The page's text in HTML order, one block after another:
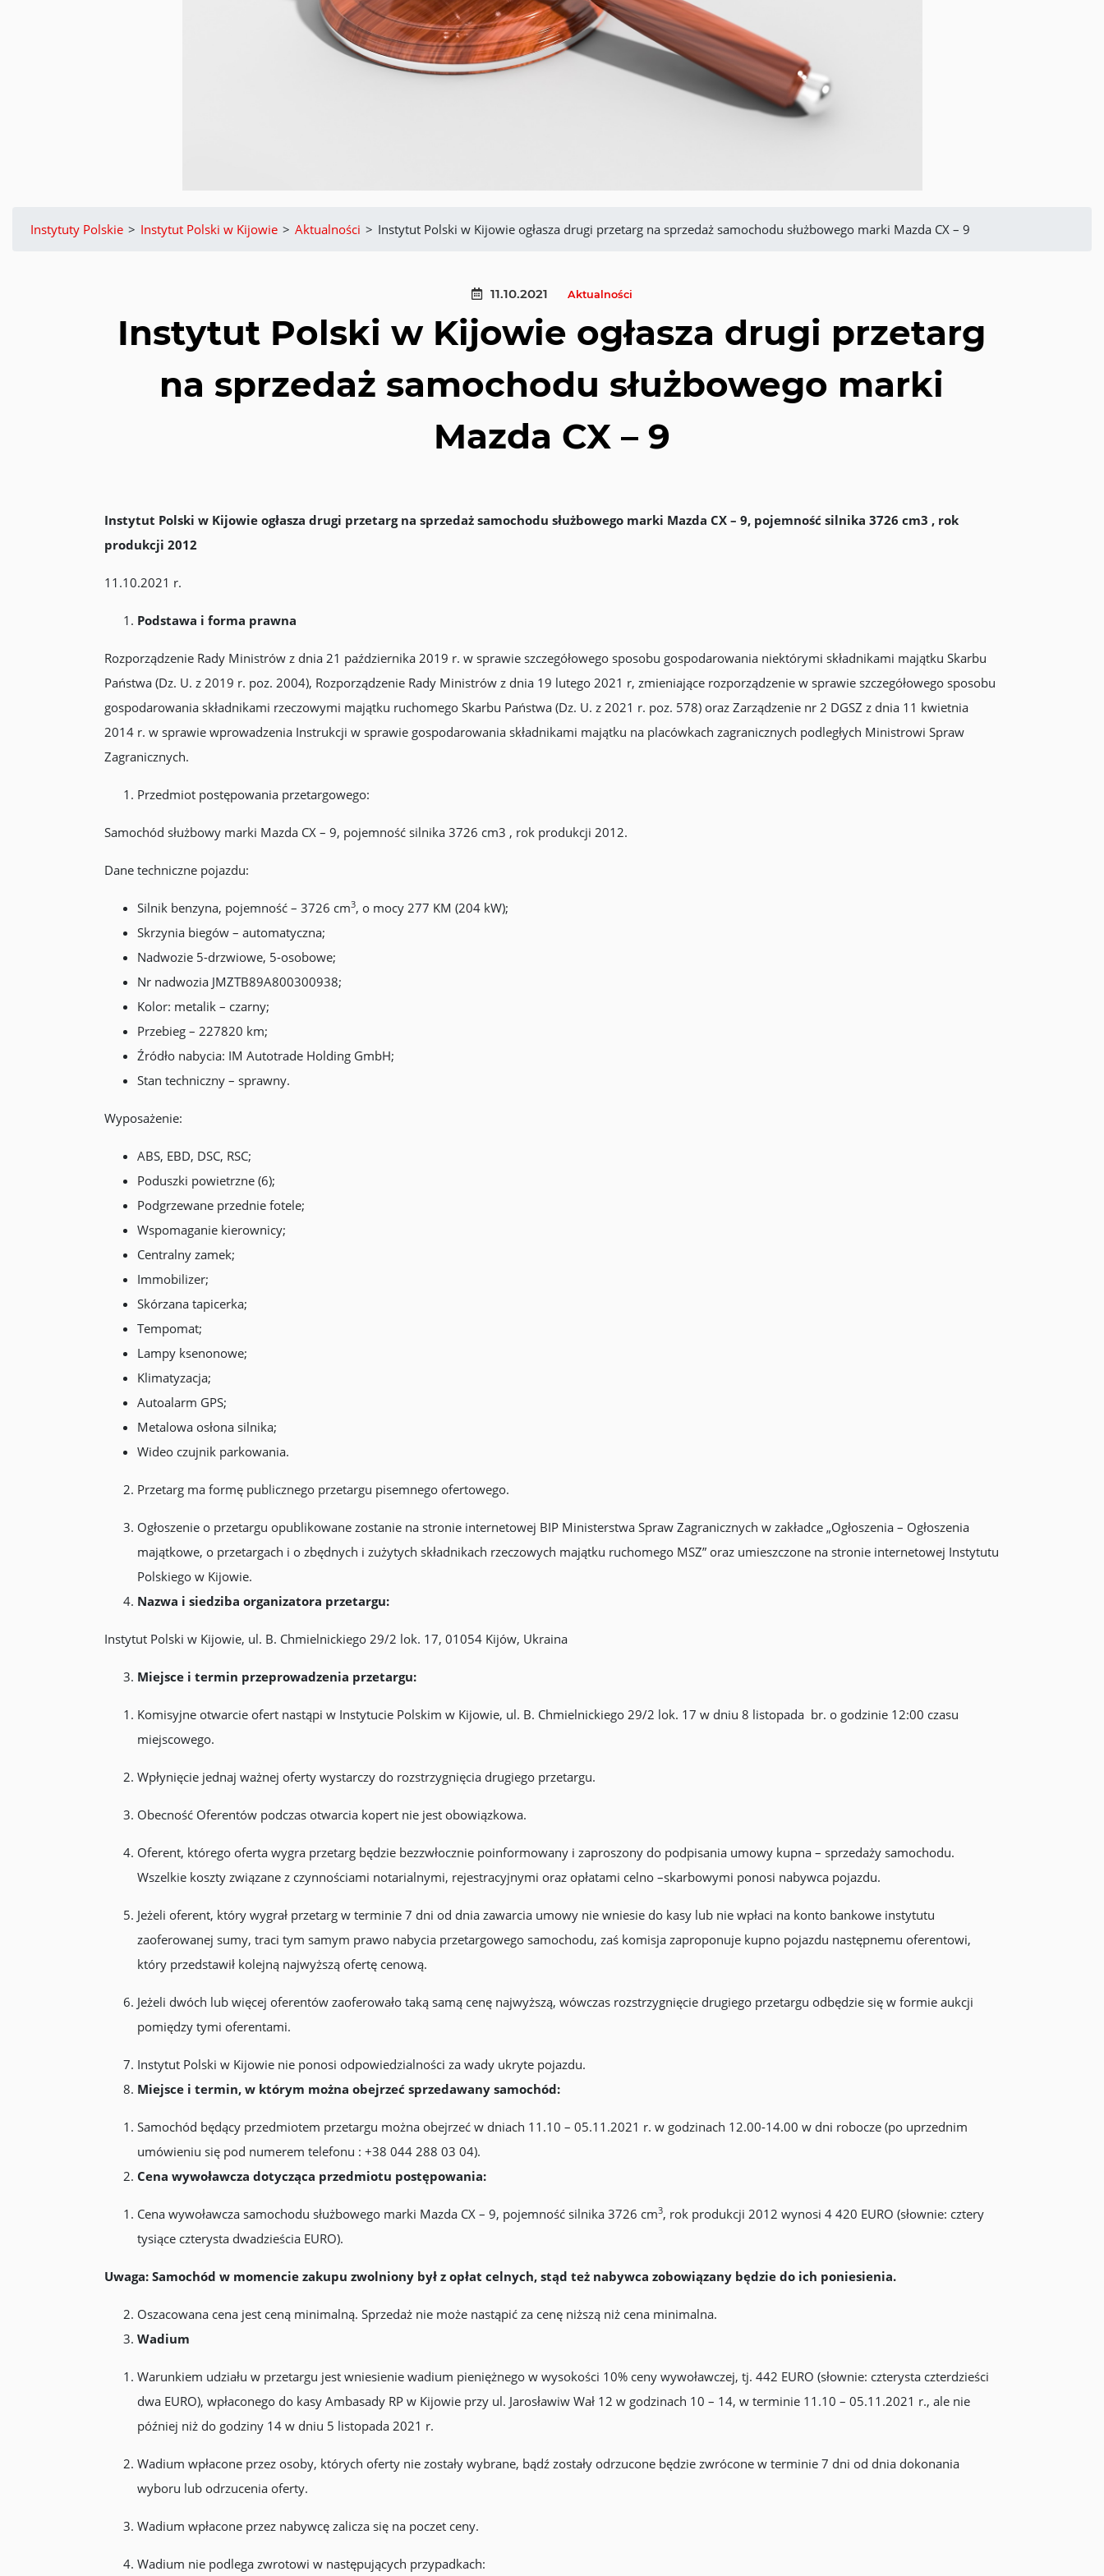
Instytuty Polskie > Instytut Polski w Kijowie > Aktualności > Instytut Polski w Kijowie ogłasza drugi przetarg na sprzedaż samochodu służbowego marki Mazda CX – 9
11.10.2021 Aktualności
Instytut Polski w Kijowie ogłasza drugi przetarg
na sprzedaż samochodu służbowego marki
Mazda CX – 9
Instytut Polski w Kijowie ogłasza drugi przetarg na sprzedaż samochodu służbowego marki Mazda CX – 9, pojemność silnika 3726 cm3 , rok
produkcji 2012
11.10.2021 r.
Podstawa i forma prawna
Rozporządzenie Rady Ministrów z dnia 21 października 2019 r. w sprawie szczegółowego sposobu gospodarowania niektórymi składnikami majątku Skarbu
Państwa (Dz. U. z 2019 r. poz. 2004), Rozporządzenie Rady Ministrów z dnia 19 lutego 2021 r, zmieniające rozporządzenie w sprawie szczegółowego sposobu
gospodarowania składnikami rzeczowymi majątku ruchomego Skarbu Państwa (Dz. U. z 2021 r. poz. 578) oraz Zarządzenie nr 2 DGSZ z dnia 11 kwietnia
2014 r. w sprawie wprowadzenia Instrukcji w sprawie gospodarowania składnikami majątku na placówkach zagranicznych podległych Ministrowi Spraw
Zagranicznych.
Przedmiot postępowania przetargowego:
Samochód służbowy marki Mazda CX – 9, pojemność silnika 3726 cm3 , rok produkcji 2012.
Dane techniczne pojazdu:
Silnik benzyna, pojemność – 3726 cm3, o mocy 277 KM (204 kW);
Skrzynia biegów – automatyczna;
Nadwozie 5-drzwiowe, 5-osobowe;
Nr nadwozia JMZTB89A800300938;
Kolor: metalik – czarny;
Przebieg – 227820 km;
Źródło nabycia: IM Autotrade Holding GmbH;
Stan techniczny – sprawny.
Wyposażenie:
ABS, EBD, DSC, RSC;
Poduszki powietrzne (6);
Podgrzewane przednie fotele;
Wspomaganie kierownicy;
Centralny zamek;
Immobilizer;
Skórzana tapicerka;
Tempomat;
Lampy ksenonowe;
Klimatyzacja;
Autoalarm GPS;
Metalowa osłona silnika;
Wideo czujnik parkowania.
Przetarg ma formę publicznego przetargu pisemnego ofertowego.
Ogłoszenie o przetargu opublikowane zostanie na stronie internetowej BIP Ministerstwa Spraw Zagranicznych w zakładce „Ogłoszenia – Ogłoszenia
majątkowe, o przetargach i o zbędnych i zużytych składnikach rzeczowych majątku ruchomego MSZ” oraz umieszczone na stronie internetowej Instytutu
Polskiego w Kijowie.
Nazwa i siedziba organizatora przetargu:
Instytut Polski w Kijowie, ul. B. Chmielnickiego 29/2 lok. 17, 01054 Kijów, Ukraina
Miejsce i termin przeprowadzenia przetargu:
Komisyjne otwarcie ofert nastąpi w Instytucie Polskim w Kijowie, ul. B. Chmielnickiego 29/2 lok. 17 w dniu 8 listopada br. o godzinie 12:00 czasu
miejscowego.
Wpłynięcie jednaj ważnej oferty wystarczy do rozstrzygnięcia drugiego przetargu.
Obecność Oferentów podczas otwarcia kopert nie jest obowiązkowa.
Oferent, którego oferta wygra przetarg będzie bezzwłocznie poinformowany i zaproszony do podpisania umowy kupna – sprzedaży samochodu.
Wszelkie koszty związane z czynnościami notarialnymi, rejestracyjnymi oraz opłatami celno –skarbowymi ponosi nabywca pojazdu.
Jeżeli oferent, który wygrał przetarg w terminie 7 dni od dnia zawarcia umowy nie wniesie do kasy lub nie wpłaci na konto bankowe instytutu
zaoferowanej sumy, traci tym samym prawo nabycia przetargowego samochodu, zaś komisja zaproponuje kupno pojazdu następnemu oferentowi,
który przedstawił kolejną najwyższą ofertę cenową.
Jeżeli dwóch lub więcej oferentów zaoferowało taką samą cenę najwyższą, wówczas rozstrzygnięcie drugiego przetargu odbędzie się w formie aukcji
pomiędzy tymi oferentami.
Instytut Polski w Kijowie nie ponosi odpowiedzialności za wady ukryte pojazdu.
Miejsce i termin, w którym można obejrzeć sprzedawany samochód:
Samochód będący przedmiotem przetargu można obejrzeć w dniach 11.10 – 05.11.2021 r. w godzinach 12.00-14.00 w dni robocze (po uprzednim
umówieniu się pod numerem telefonu : +38 044 288 03 04).
Cena wywoławcza dotycząca przedmiotu postępowania:
Cena wywoławcza samochodu służbowego marki Mazda CX – 9, pojemność silnika 3726 cm3, rok produkcji 2012 wynosi 4 420 EURO (słownie: cztery
tysiące czterysta dwadzieścia EURO).
Uwaga: Samochód w momencie zakupu zwolniony był z opłat celnych, stąd też nabywca zobowiązany będzie do ich poniesienia.
Oszacowana cena jest ceną minimalną. Sprzedaż nie może nastąpić za cenę niższą niż cena minimalna.
Wadium
Warunkiem udziału w przetargu jest wniesienie wadium pieniężnego w wysokości 10% ceny wywoławczej, tj. 442 EURO (słownie: czterysta czterdzieści
dwa EURO), wpłaconego do kasy Ambasady RP w Kijowie przy ul. Jarosławiw Wał 12 w godzinach 10 – 14, w terminie 11.10 – 05.11.2021 r., ale nie
później niż do godziny 14 w dniu 5 listopada 2021 r.
Wadium wpłacone przez osoby, których oferty nie zostały wybrane, bądź zostały odrzucone będzie zwrócone w terminie 7 dni od dnia dokonania
wyboru lub odrzucenia oferty.
Wadium wpłacone przez nabywcę zalicza się na poczet ceny.
Wadium nie podlega zwrotowi w następujących przypadkach: